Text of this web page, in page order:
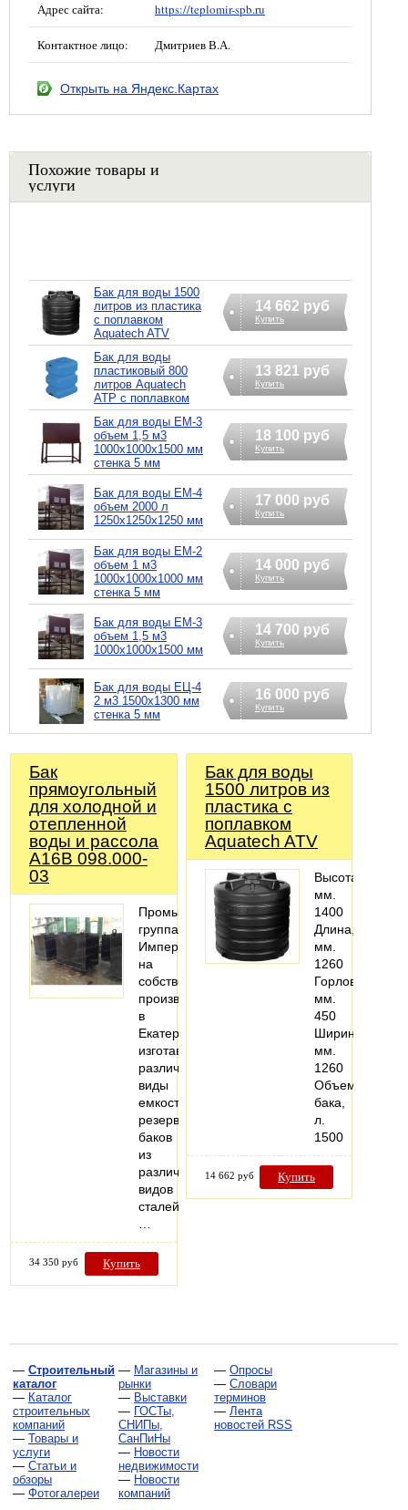
Адрес сайта: https://teplomir-spb.ru
Контактное лицо: Дмитриев В.А.
Открыть на Яндекс.Картах
Похожие товары и
услуги
Бак для воды 1500
литров из пластика
с поплавком
Aquatech ATV
14 662 руб
Купить
Бак для воды
пластиковый 800
литров Aquatech
ATP с поплавком
13 821 руб
Купить
Бак для воды ЕМ-3
объем 1,5 м3
1000х1000х1500 мм
стенка 5 мм
18 100 руб
Купить
Бак для воды ЕМ-4
объем 2000 л
1250х1250х1250 мм
17 000 руб
Купить
Бак для воды ЕМ-2
объем 1 м3
1000х1000х1000 мм
стенка 5 мм
14 000 руб
Купить
Бак для воды ЕМ-3
объем 1,5 м3
1000х1000х1500 мм
14 700 руб
Купить
Бак для воды ЕЦ-4
2 м3 1500х1300 мм
стенка 5 мм
16 000 руб
Купить
Бак
прямоугольный
для холодной и
отепленной
воды и рассола
А16В 098.000-
03
Промышленная
группа
Империя
на
собственном
производстве
в
Екатеринбурге
изготавливает
различные
виды
емкостей,
резервуаров,
баков
из
различных
видов
сталей.
34 350 руб Купить
Бак для воды
1500 литров из
пластика с
поплавком
Aquatech ATV
Высота,
мм.
1400
Длина,
мм.
1260
Горловина,
мм.
450
Ширина,
мм.
1260
Объем
бака,
л.
1500
14 662 руб Купить
— Строительный
каталог
— Каталог
строительных
компаний
— Товары и
услуги
— Статьи и
обзоры
— Фотогалереи
— Магазины и
рынки
— Выставки
— ГОСТы,
СНИПы,
СанПиНы
— Новости
недвижимости
— Новости
компаний
— Опросы
— Словари
терминов
— Лента
новостей RSS